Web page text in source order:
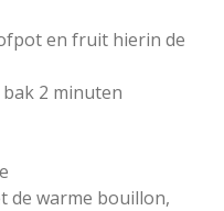
en fruit hierin de
2 minuten
de warme bouillon,